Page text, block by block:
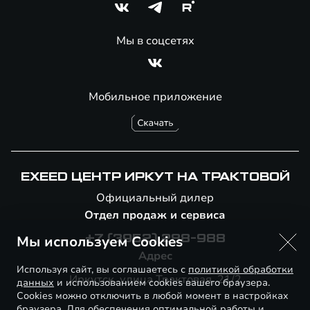
Мобильное приложение
Мы в соцсетях
EXEED ЦЕНТР ИРКУТ НА ТРАКТОВОЙ
Официальный дилер
Отдел продаж и сервиса
+7 (3952) 288-988
Адрес
Иркутск, улица Трактовая, 21/2
Мы используем Cookies
Используя сайт, вы соглашаетесь с политикой обработки
данных и использованием cookies вашего браузера.
Cookies можно отключить в любой момент в настройках